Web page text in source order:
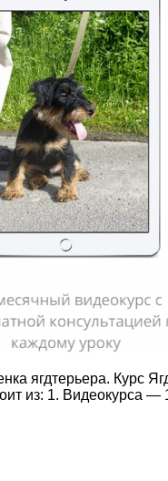
ягдтерьера. Курс
из: 1.